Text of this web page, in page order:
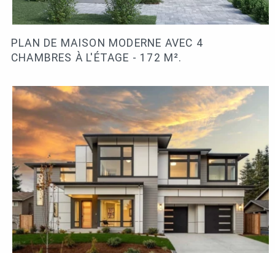
PLAN DE MAISON MODERNE AVEC 4
CHAMBRES À L'ÉTAGE - 172 M².